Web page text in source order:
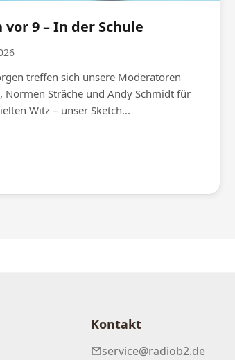
vor 9 – In der Schule
treffen sich unsere Moderatoren
Normen Sträche und Andy Schmidt für
Witz – unser Sketch...
Kontakt
service@radiob2.de